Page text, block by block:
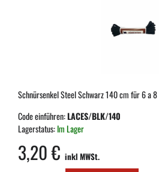
Schnürsenkel Steel Schwarz 140 cm für 6 a
Code einführen:LACES/BLK/140
Lagerstatus:Im Lager
3,20 € inkl MWSt.